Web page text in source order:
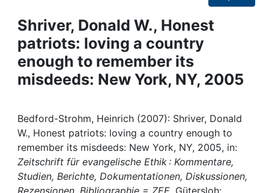
Projects
People
Institutions
Awards
My FIS
Help
Shriver, Donald W., Honest
patriots: loving a country
enough to remember its
misdeeds: New York, NY, 2005
Bedford-Strohm, Heinrich (2007): Shriver, Donald
W., Honest patriots: loving a country enough to
remember its misdeeds: New York, NY, 2005, in:
Zeitschrift für evangelische Ethik : Kommentare,
Studien, Berichte, Dokumentationen, Diskussionen,
Rezensionen, Bibliographie = ZEE, Gütersloh: